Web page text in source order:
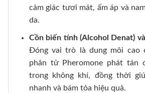
cảm giác tươi mát, ấm áp và
da.
Cồn biến tính (Alcohol Denat)
Đóng vai trò là dung môi cao
phân tử Pheromone phát tán
trong không khí, đồng thời
nhanh và bám tỏa hiệu quả.